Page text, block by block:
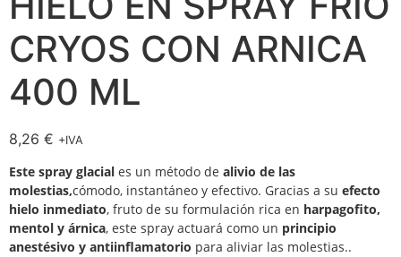
CRYOS CON ARNICA
400 ML
8,26 € +IVA
Este spray glacial es un método de alivio de las
molestias,cómodo, instantáneo y efectivo. Gracias a su efecto
hielo inmediato, fruto de su formulación rica en harpagofito,
mentol y árnica, este spray actuará como un principio
anestésivo y antiinflamatorio para aliviar las molestias..